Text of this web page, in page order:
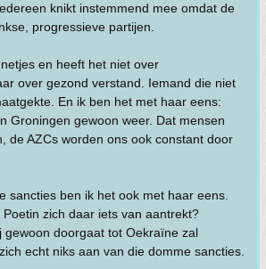
knikt instemmend mee omdat de
progressieve partijen.
en heeft het niet over
over gezond verstand. Iemand die niet
En ik ben het met haar eens:
Groningen gewoon weer. Dat mensen
de AZCs worden ons ook constant door
sancties ben ik het ook met haar eens.
zich daar iets van aantrekt?
gewoon doorgaat tot Oekraïne zal
echt niks aan van die domme sancties.